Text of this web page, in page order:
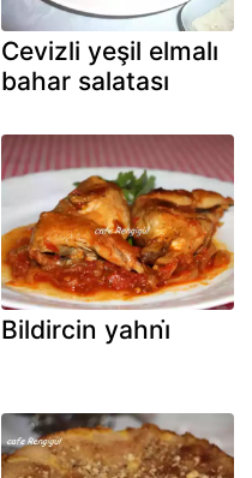
Cevizli yeşil elmalı
bahar salatası
Bildircin yahni̇